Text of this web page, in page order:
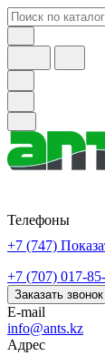
Телефоны
+7 (747)
+7 (707) 017-
Заказать звонок
E-mail
info@ants.kz
Адрес